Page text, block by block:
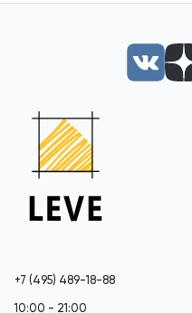
+7 (495) 489-18-88
10:00 - 21:00